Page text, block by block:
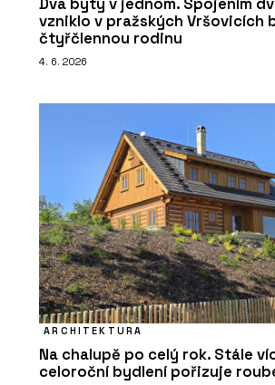
Dva byty v jednom. Spojením
vzniklo v pražských Vršovicích
čtyřčlennou rodinu
4. 6. 2026
ARCHITEKTURA
Na chalupě po celý rok. Stále
celoroční bydlení pořizuje